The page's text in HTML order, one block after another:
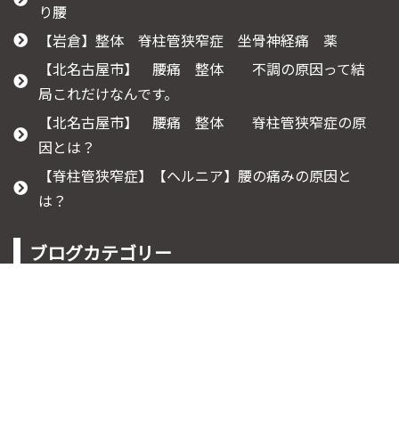
り腰
【岩倉】整体 脊柱管狭窄症 坐骨神経痛 薬
【北名古屋市】 腰痛 整体 不調の原因って結
局これだけなんです。
【北名古屋市】 腰痛 整体 脊柱管狭窄症の原
因とは？
【脊柱管狭窄症】【ヘルニア】腰の痛みの原因と
は？
ブログカテゴリー